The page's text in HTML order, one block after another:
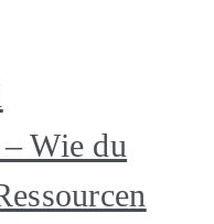
Wie du